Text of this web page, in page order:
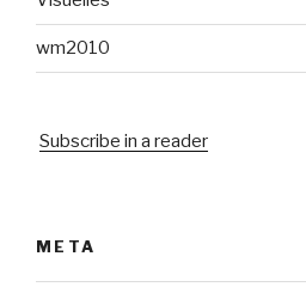
wm2010
Subscribe in a reader
META